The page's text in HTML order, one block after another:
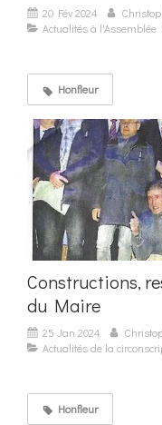
20 Fév 2024
Actualités à l'Assemblée
Honfleur
Constructions,
du Maire
25 Jan 2024
Actualités de la
Honfleur